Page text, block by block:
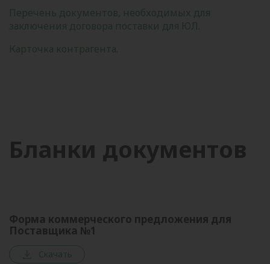
Перечень документов, необходимых для
заключения договора поставки для ЮЛ.
Карточка контрагента.
Бланки документов
Форма коммерческого предложения для
Поставщика №1
Скачать